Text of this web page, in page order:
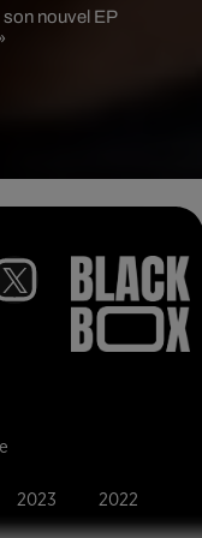
son nouvel EP
2023 2022